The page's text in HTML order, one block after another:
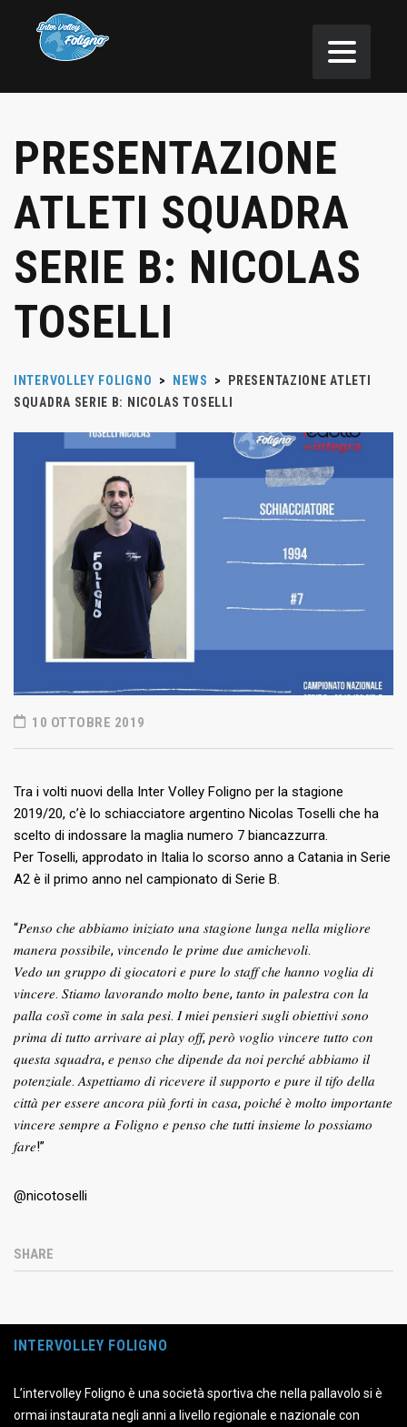
PRESENTAZIONE
ATLETI SQUADRA
SERIE B: NICOLAS
TOSELLI
INTERVOLLEY FOLIGNO > NEWS >
PRESENTAZIONE ATLETI
SQUADRA SERIE B: NICOLAS TOSELLI
10 OTTOBRE 2019
Tra i volti nuovi della Inter Volley Foligno per la stagione
2019/20, c’è lo schiacciatore argentino Nicolas Toselli che ha
scelto di indossare la maglia numero 7 biancazzurra.
Per Toselli, approdato in Italia lo scorso anno a Catania in Serie
A2 è il primo anno nel campionato di Serie B.
“𝑃𝑒𝑛𝑠𝑜 𝑐ℎ𝑒 𝑎𝑏𝑏𝑖𝑎𝑚𝑜 𝑖𝑛𝑖𝑧𝑖𝑎𝑡𝑜 𝑢𝑛𝑎 𝑠𝑡𝑎𝑔𝑖𝑜𝑛𝑒 𝑙𝑢𝑛𝑔𝑎 𝑛𝑒𝑙𝑙𝑎 𝑚𝑖𝑔𝑙𝑖𝑜𝑟𝑒
𝑚𝑎𝑛𝑒𝑟𝑎 𝑝𝑜𝑠𝑠𝑖𝑏𝑖𝑙𝑒, 𝑣𝑖𝑛𝑐𝑒𝑛𝑑𝑜 𝑙𝑒 𝑝𝑟𝑖𝑚𝑒 𝑑𝑢𝑒 𝑎𝑚𝑖𝑐ℎ𝑒𝑣𝑜𝑙𝑖.
𝑉𝑒𝑑𝑜 𝑢𝑛 𝑔𝑟𝑢𝑝𝑝𝑜 𝑑𝑖 𝑔𝑖𝑜𝑐𝑎𝑡𝑜𝑟𝑖 𝑒 𝑝𝑢𝑟𝑒 𝑙𝑜 𝑠𝑡𝑎𝑓𝑓 𝑐ℎ𝑒 ℎ𝑎𝑛𝑛𝑜 𝑣𝑜𝑔𝑙𝑖𝑎 𝑑𝑖
𝑣𝑖𝑛𝑐𝑒𝑟𝑒. 𝑆𝑡𝑖𝑎𝑚𝑜 𝑙𝑎𝑣𝑜𝑟𝑎𝑛𝑑𝑜 𝑚𝑜𝑙𝑡𝑜 𝑏𝑒𝑛𝑒, 𝑡𝑎𝑛𝑡𝑜 𝑖𝑛 𝑝𝑎𝑙𝑒𝑠𝑡𝑟𝑎 𝑐𝑜𝑛 𝑙𝑎
𝑝𝑎𝑙𝑙𝑎 𝑐𝑜𝑠𝑖̀ 𝑐𝑜𝑚𝑒 𝑖𝑛 𝑠𝑎𝑙𝑎 𝑝𝑒𝑠𝑖. 𝐼 𝑚𝑖𝑒𝑖 𝑝𝑒𝑛𝑠𝑖𝑒𝑟𝑖 𝑠𝑢𝑔𝑙𝑖 𝑜𝑏𝑖𝑒𝑡𝑡𝑖𝑣𝑖 𝑠𝑜𝑛𝑜
𝑝𝑟𝑖𝑚𝑎 𝑑𝑖 𝑡𝑢𝑡𝑡𝑜 𝑎𝑟𝑟𝑖𝑣𝑎𝑟𝑒 𝑎𝑖 𝑝𝑙𝑎𝑦 𝑜𝑓𝑓, 𝑝𝑒𝑟𝑜̀ 𝑣𝑜𝑔𝑙𝑖𝑜 𝑣𝑖𝑛𝑐𝑒𝑟𝑒 𝑡𝑢𝑡𝑡𝑜 𝑐𝑜𝑛
𝑞𝑢𝑒𝑠𝑡𝑎 𝑠𝑞𝑢𝑎𝑑𝑟𝑎, 𝑒 𝑝𝑒𝑛𝑠𝑜 𝑐ℎ𝑒 𝑑𝑖𝑝𝑒𝑛𝑑𝑒 𝑑𝑎 𝑛𝑜𝑖 𝑝𝑒𝑟𝑐ℎ𝑒́ 𝑎𝑏𝑏𝑖𝑎𝑚𝑜 𝑖𝑙
𝑝𝑜𝑡𝑒𝑛𝑧𝑖𝑎𝑙𝑒. 𝐴𝑠𝑝𝑒𝑡𝑡𝑖𝑎𝑚𝑜 𝑑𝑖 𝑟𝑖𝑐𝑒𝑣𝑒𝑟𝑒 𝑖𝑙 𝑠𝑢𝑝𝑝𝑜𝑟𝑡𝑜 𝑒 𝑝𝑢𝑟𝑒 𝑖𝑙 𝑡𝑖𝑓𝑜 𝑑𝑒𝑙𝑙𝑎
𝑐𝑖𝑡𝑡𝑎̀ 𝑝𝑒𝑟 𝑒𝑠𝑠𝑒𝑟𝑒 𝑎𝑛𝑐𝑜𝑟𝑎 𝑝𝑖𝑢̀ 𝑓𝑜𝑟𝑡𝑖 𝑖𝑛 𝑐𝑎𝑠𝑎, 𝑝𝑜𝑖𝑐ℎ𝑒́ 𝑒̀ 𝑚𝑜𝑙𝑡𝑜 𝑖𝑚𝑝𝑜𝑟𝑡𝑎𝑛𝑡𝑒
𝑣𝑖𝑛𝑐𝑒𝑟𝑒 𝑠𝑒𝑚𝑝𝑟𝑒 𝑎 𝐹𝑜𝑙𝑖𝑔𝑛𝑜 𝑒 𝑝𝑒𝑛𝑠𝑜 𝑐ℎ𝑒 𝑡𝑢𝑡𝑡𝑖 𝑖𝑛𝑠𝑖𝑒𝑚𝑒 𝑙𝑜 𝑝𝑜𝑠𝑠𝑖𝑎𝑚𝑜
𝑓𝑎𝑟𝑒!”
@nicotoselli
SHARE
INTERVOLLEY FOLIGNO
L’intervolley Foligno è una società sportiva che nella pallavolo si è
ormai instaurata negli anni a livello regionale e nazionale con